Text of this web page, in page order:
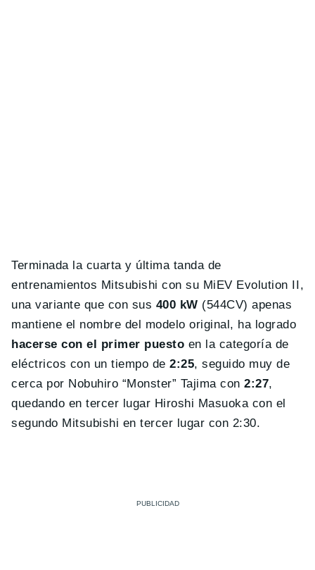
Terminada la cuarta y última tanda de
entrenamientos Mitsubishi con su MiEV Evolution II,
una variante que con sus 400 kW (544CV) apenas
mantiene el nombre del modelo original, ha logrado
hacerse con el primer puesto en la categoría de
eléctricos con un tiempo de2:25, seguido muy de
cerca por Nobuhiro “Monster” Tajima con2:27,
quedando en tercer lugar Hiroshi Masuoka con el
segundo Mitsubishi en tercer lugar con 2:30.